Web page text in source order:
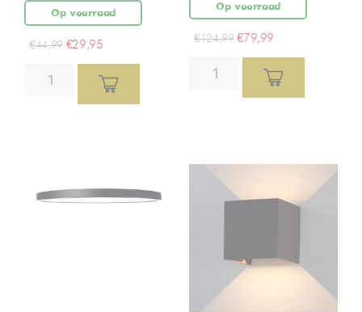
Op voorraad
€44,99 €29,95
Op voorraad
€124,99 €79,99